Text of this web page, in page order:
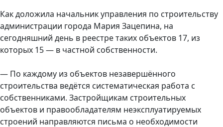
Как доложила начальник управления по строительству
администрации города Мария Зацепина, на
сегодняшний день в реестре таких объектов 17, из
которых 15 — в частной собственности.
— По каждому из объектов незавершённого
строительства ведётся систематическая работа с
собственниками. Застройщикам строительных
объектов и правообладателям неэксплуатируемых
строений направляются письма о необходимости